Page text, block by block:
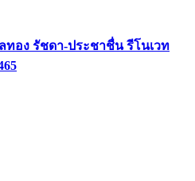
ทอง รัชดา-ประชาชื่น รีโนเวท